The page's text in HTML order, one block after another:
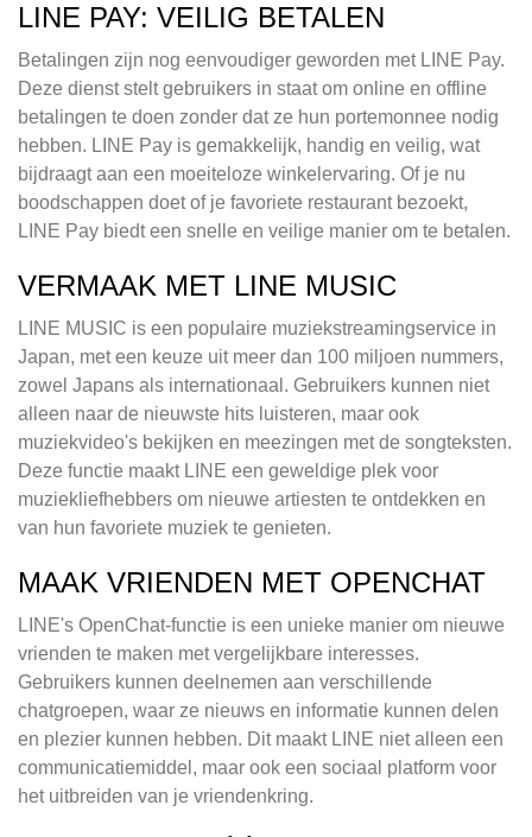
LINE PAY: VEILIG BETALEN
Betalingen zijn nog eenvoudiger geworden met LINE Pay.
Deze dienst stelt gebruikers in staat om online en offline
betalingen te doen zonder dat ze hun portemonnee nodig
hebben. LINE Pay is gemakkelijk, handig en veilig, wat
bijdraagt aan een moeiteloze winkelervaring. Of je nu
boodschappen doet of je favoriete restaurant bezoekt,
LINE Pay biedt een snelle en veilige manier om te betalen.
VERMAAK MET LINE MUSIC
LINE MUSIC is een populaire muziekstreamingservice in
Japan, met een keuze uit meer dan 100 miljoen nummers,
zowel Japans als internationaal. Gebruikers kunnen niet
alleen naar de nieuwste hits luisteren, maar ook
muziekvideo's bekijken en meezingen met de songteksten.
Deze functie maakt LINE een geweldige plek voor
muziekliefhebbers om nieuwe artiesten te ontdekken en
van hun favoriete muziek te genieten.
MAAK VRIENDEN MET OPENCHAT
LINE's OpenChat-functie is een unieke manier om nieuwe
vrienden te maken met vergelijkbare interesses.
Gebruikers kunnen deelnemen aan verschillende
chatgroepen, waar ze nieuws en informatie kunnen delen
en plezier kunnen hebben. Dit maakt LINE niet alleen een
communicatiemiddel, maar ook een sociaal platform voor
het uitbreiden van je vriendenkring.